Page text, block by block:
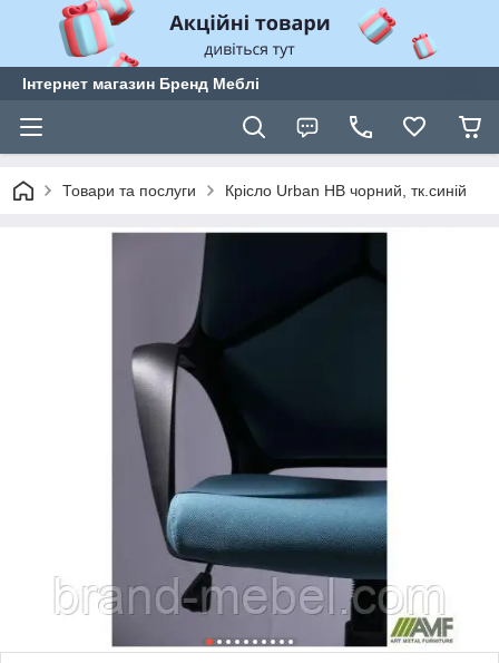
Інтернет магазин Бренд Меблі
Товари та послуги Крісло Urban HB чорний, тк.синій